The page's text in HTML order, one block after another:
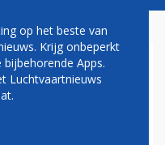
GEEN
RANGE-
op het beste van
Krijg onbeperkt
Apps.
Luchtvaartnieuws